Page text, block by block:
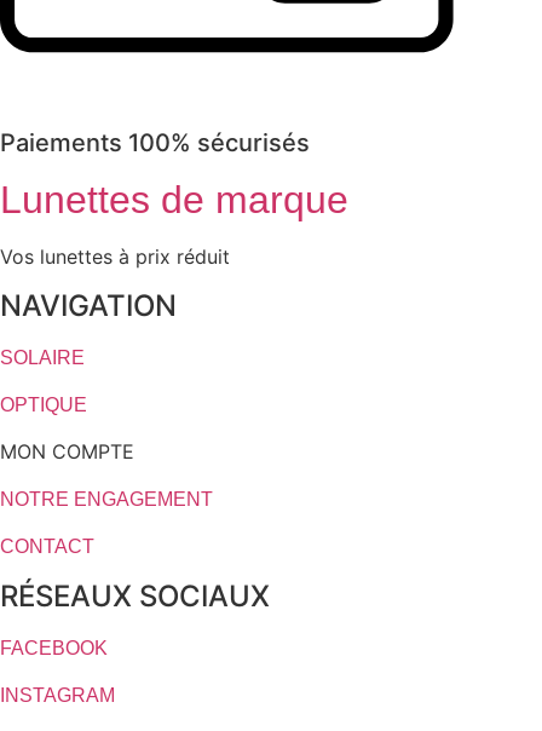
Paiements 100% sécurisés
Lunettes de marque
Vos lunettes à prix réduit
NAVIGATION
SOLAIRE
OPTIQUE
MON COMPTE
NOTRE ENGAGEMENT
CONTACT
RÉSEAUX SOCIAUX
FACEBOOK
INSTAGRAM